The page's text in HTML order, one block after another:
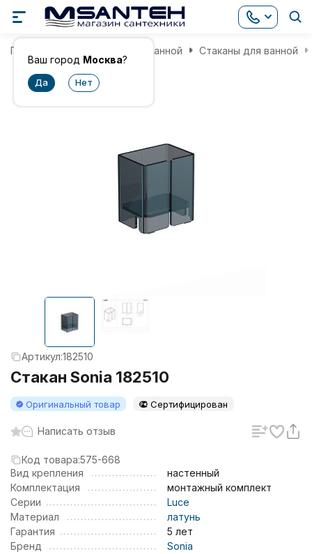
Ваш город Москва?
Главная Аксессуары для ванной Стаканы для ванной
Артикул:182510
Стакан Sonia 182510
Оригинальный товар Сертифицирован
Написать отзыв
Код товара:575-668
Вид крепления
настенный
Комплектация
монтажный комплект
Серии
Luce
Материал
латунь
Гарантия
5 лет
Бренд
Sonia